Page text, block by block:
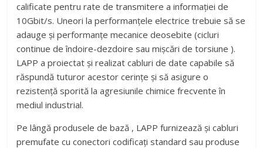
calificate pentru rate de transmitere a informaţiei de
10Gbit/s. Uneori la performanţele electrice trebuie să se
adauge şi performanţe mecanice deosebite (cicluri
continue de îndoire-dezdoire sau mişcări de torsiune ).
LAPP a proiectat şi realizat cabluri de date capabile să
răspundă tuturor acestor cerinţe şi să asigure o
rezistenţă sporită la agresiunile chimice frecvente în
mediul industrial.
Pe lângă produsele de bază , LAPP furnizează şi cabluri
premufate cu conectori codificaţi standard sau produse